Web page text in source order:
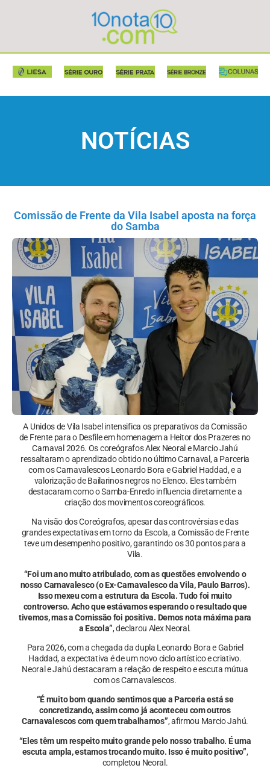
NOTÍCIAS
Comissão de Frente da Vila Isabel aposta na força
do Samba
A Unidos de Vila Isabel intensifica os preparativos da Comissão
de Frente para o Desfile em homenagem a Heitor dos Prazeres no
Carnaval 2026. Os coreógrafos Alex Neoral e Marcio Jahú
ressaltaram o aprendizado obtido no último Carnaval, a Parceria
com os Carnavalescos Leonardo Bora e Gabriel Haddad, e a
valorização de Bailarinos negros no Elenco. Eles também
destacaram como o Samba-Enredo influencia diretamente a
criação dos movimentos coreográficos.
Na visão dos Coreógrafos, apesar das controvérsias e das
grandes expectativas em torno da Escola, a Comissão de Frente
teve um desempenho positivo, garantindo os 30 pontos para a
Vila.
“Foi um ano muito atribulado, com as questões envolvendo o
nosso Carnavalesco (o Ex-Carnavalesco da Vila, Paulo Barros).
Isso mexeu com a estrutura da Escola. Tudo foi muito
controverso. Acho que estávamos esperando o resultado que
tivemos, mas a Comissão foi positiva. Demos nota máxima para
a Escola”, declarou Alex Neoral.
Para 2026, com a chegada da dupla Leonardo Bora e Gabriel
Haddad, a expectativa é de um novo ciclo artístico e criativo.
Neoral e Jahú destacaram a relação de respeito e escuta mútua
com os Carnavalescos.
“É muito bom quando sentimos que a Parceria está se
concretizando, assim como já aconteceu com outros
Carnavalescos com quem trabalhamos”, afirmou Marcio Jahú.
“Eles têm um respeito muito grande pelo nosso trabalho. É uma
escuta ampla, estamos trocando muito. Isso é muito positivo”,
completou Neoral.